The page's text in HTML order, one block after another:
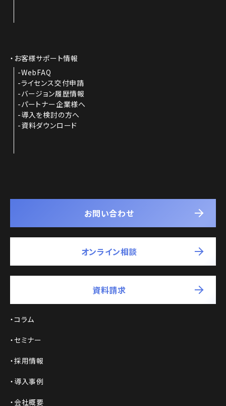
お客様サポート情報
WebFAQ
ライセンス交付申請
バージョン履歴情報
パートナー企業様へ
導入を検討の方へ
資料ダウンロード
お問い合わせ
オンライン相談
資料請求
コラム
セミナー
採用情報
導入事例
会社概要